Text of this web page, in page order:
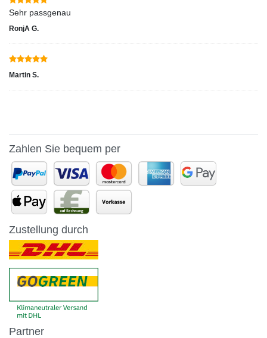
Sehr passgenau
RonjA G.
Martin S.
Zahlen Sie bequem per
Zustellung durch
Partner